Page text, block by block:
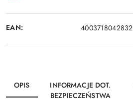
EAN: 4003718042832
OPIS
INFORMACJE DOT.
BEZPIECZEŃSTWA